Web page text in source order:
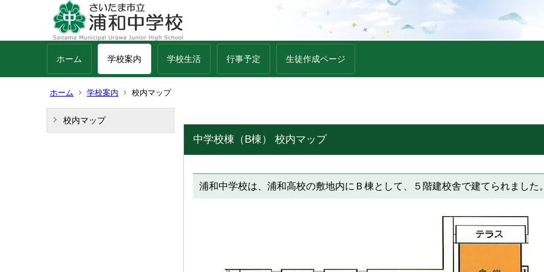
ホーム 学校案内 学校生活 行事予定 生徒作成ページ
ホーム 学校案内 校内マップ
校内マップ
中学校棟（B棟） 校内マップ
浦和中学校は、浦和高校の敷地内にＢ棟として、５階建校舎で建てられました